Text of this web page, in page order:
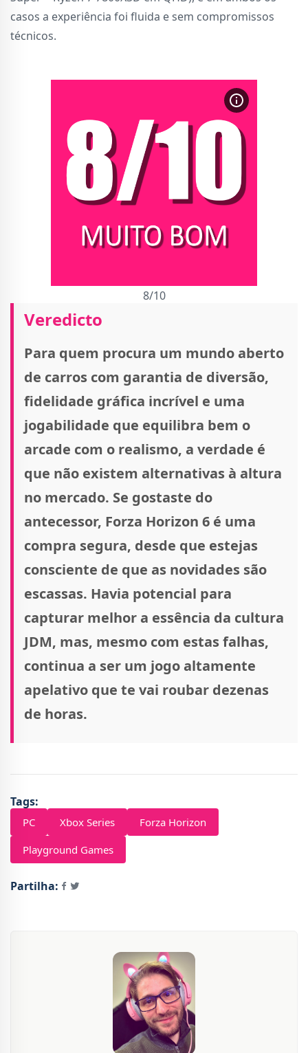
casos a experiência foi fluida e sem compromissos
técnicos.
8/10
Veredicto
Para quem procura um mundo aberto
de carros com garantia de diversão,
fidelidade gráfica incrível e uma
jogabilidade que equilibra bem o
arcade com o realismo, a verdade é
que não existem alternativas à altura
no mercado. Se gostaste do
antecessor, Forza Horizon 6 é uma
compra segura, desde que estejas
consciente de que as novidades são
escassas. Havia potencial para
capturar melhor a essência da cultura
JDM, mas, mesmo com estas falhas,
continua a ser um jogo altamente
apelativo que te vai roubar dezenas
de horas.
Tags:
PC Xbox Series
Forza Horizon
Playground Games
Partilha: